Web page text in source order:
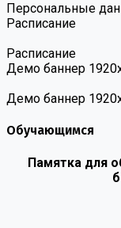
Персональные
Расписание
Расписание
Демо баннер
Демо баннер
Обучающимся
Памятка для